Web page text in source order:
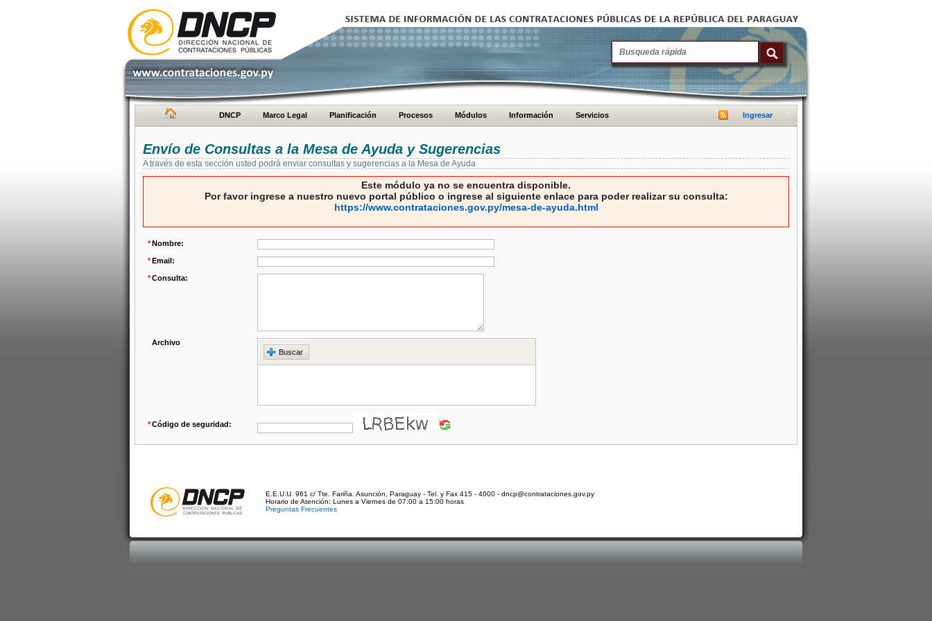
DNCP Marco Legal Planificación Procesos Módulos Información Servicios Ingresar
Envío de Consultas a la Mesa de Ayuda y Sugerencias
A través de esta sección usted podrá enviar consultas y sugerencias a la Mesa de Ayuda
Este módulo ya no se encuentra disponible.
Por favor ingrese a nuestro nuevo portal público o ingrese al siguiente enlace para poder realizar su consulta:
https://www.contrataciones.gov.py/mesa-de-ayuda.html
*Nombre:
*Email:
*Consulta:
Archivo
Buscar
*Código de seguridad:
E.E.U.U. 961 c/ Tte. Fariña. Asunción, Paraguay - Tel. y Fax 415 - 4000 - dncp@contrataciones.gov.py
Horario de Atención: Lunes a Viernes de 07:00 a 15:00 horas
Preguntas Frecuentes